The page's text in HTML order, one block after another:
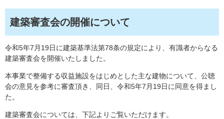
建築審査会の開催について
令和5年7月19日に建築基準法第78条の規定により、有識者からなる
建築審査会を開催いたしました。
本事業で整備する収益施設をはじめとした主な建物について、公聴
会の意見を参考に審査頂き、同日、令和5年7月19日に同意を得まし
た。
建築審査会については、下記よりご覧いただけます。